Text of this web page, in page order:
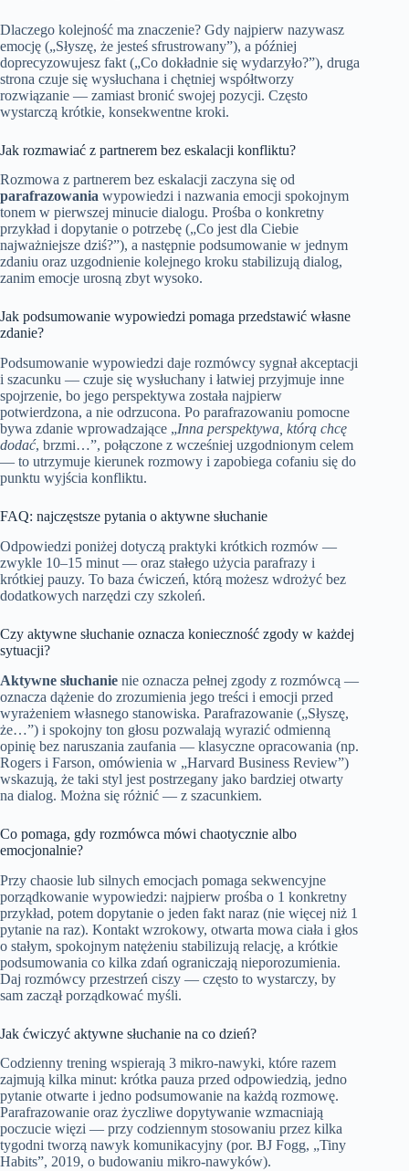
Dlaczego kolejność ma znaczenie? Gdy najpierw nazywasz
emocję („Słyszę, że jesteś sfrustrowany”), a później
doprecyzowujesz fakt („Co dokładnie się wydarzyło?”), druga
strona czuje się wysłuchana i chętniej współtworzy
rozwiązanie — zamiast bronić swojej pozycji. Często
wystarczą krótkie, konsekwentne kroki.
Jak rozmawiać z partnerem bez eskalacji konfliktu?
Rozmowa z partnerem bez eskalacji zaczyna się od
parafrazowania wypowiedzi i nazwania emocji spokojnym
tonem w pierwszej minucie dialogu. Prośba o konkretny
przykład i dopytanie o potrzebę („Co jest dla Ciebie
najważniejsze dziś?”), a następnie podsumowanie w jednym
zdaniu oraz uzgodnienie kolejnego kroku stabilizują dialog,
zanim emocje urosną zbyt wysoko.
Jak podsumowanie wypowiedzi pomaga przedstawić własne
zdanie?
Podsumowanie wypowiedzi daje rozmówcy sygnał akceptacji
i szacunku — czuje się wysłuchany i łatwiej przyjmuje inne
spojrzenie, bo jego perspektywa została najpierw
potwierdzona, a nie odrzucona. Po parafrazowaniu pomocne
bywa zdanie wprowadzające „Inna perspektywa, którą chcę
dodać, brzmi…”, połączone z wcześniej uzgodnionym celem
— to utrzymuje kierunek rozmowy i zapobiega cofaniu się do
punktu wyjścia konfliktu.
FAQ: najczęstsze pytania o aktywne słuchanie
Odpowiedzi poniżej dotyczą praktyki krótkich rozmów —
zwykle 10–15 minut — oraz stałego użycia parafrazy i
krótkiej pauzy. To baza ćwiczeń, którą możesz wdrożyć bez
dodatkowych narzędzi czy szkoleń.
Czy aktywne słuchanie oznacza konieczność zgody w każdej
sytuacji?
Aktywne słuchanie nie oznacza pełnej zgody z rozmówcą —
oznacza dążenie do zrozumienia jego treści i emocji przed
wyrażeniem własnego stanowiska. Parafrazowanie („Słyszę,
że…”) i spokojny ton głosu pozwalają wyrazić odmienną
opinię bez naruszania zaufania — klasyczne opracowania (np.
Rogers i Farson, omówienia w „Harvard Business Review”)
wskazują, że taki styl jest postrzegany jako bardziej otwarty
na dialog. Można się różnić — z szacunkiem.
Co pomaga, gdy rozmówca mówi chaotycznie albo
emocjonalnie?
Przy chaosie lub silnych emocjach pomaga sekwencyjne
porządkowanie wypowiedzi: najpierw prośba o 1 konkretny
przykład, potem dopytanie o jeden fakt naraz (nie więcej niż 1
pytanie na raz). Kontakt wzrokowy, otwarta mowa ciała i głos
o stałym, spokojnym natężeniu stabilizują relację, a krótkie
podsumowania co kilka zdań ograniczają nieporozumienia.
Daj rozmówcy przestrzeń ciszy — często to wystarczy, by
sam zaczął porządkować myśli.
Jak ćwiczyć aktywne słuchanie na co dzień?
Codzienny trening wspierają 3 mikro‑nawyki, które razem
zajmują kilka minut: krótka pauza przed odpowiedzią, jedno
pytanie otwarte i jedno podsumowanie na każdą rozmowę.
Parafrazowanie oraz życzliwe dopytywanie wzmacniają
poczucie więzi — przy codziennym stosowaniu przez kilka
tygodni tworzą nawyk komunikacyjny (por. BJ Fogg, „Tiny
Habits”, 2019, o budowaniu mikro‑nawyków).